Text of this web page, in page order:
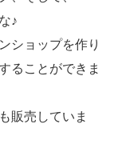
♪
ショップを作り
ることができま
販売していま